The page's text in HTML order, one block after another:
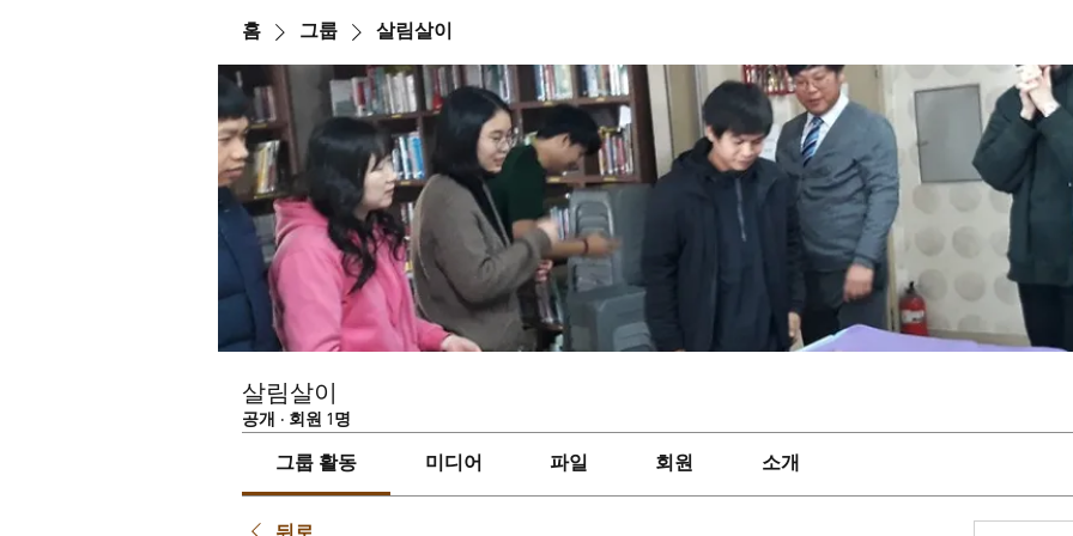
홈 그룹 살림살이
살림살이
공개 · 회원 1명
그룹 활동 미디어 파일 회원 소개